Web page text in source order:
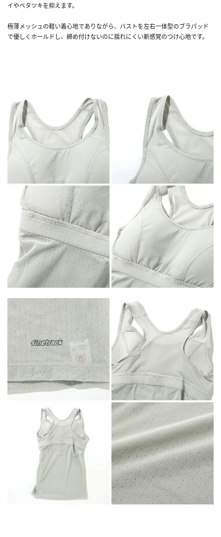
イやベタツキを抑えます。
極薄メッシュの軽い着心地でありながら、バストを左右一体型のブラパッド
で優しくホールドし、締め付けないのに揺れにくい新感覚のつけ心地です。